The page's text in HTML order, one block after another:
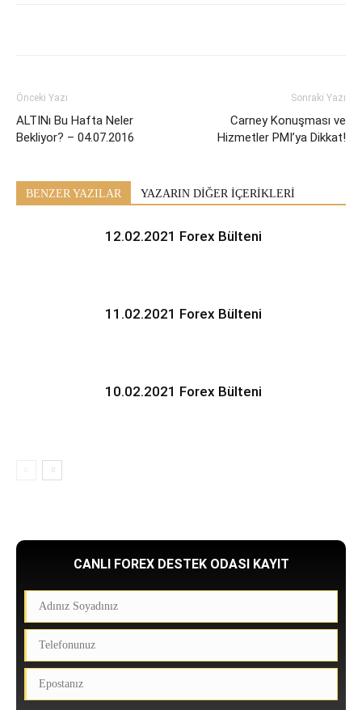
Önceki Yazı
ALTINı Bu Hafta Neler
Bekliyor? – 04.07.2016
Sonraki Yazı
Carney Konuşması ve
Hizmetler PMI’ya Dikkat!
BENZER YAZILAR YAZARIN DİĞER İÇERİKLERİ
12.02.2021 Forex Bülteni
11.02.2021 Forex Bülteni
10.02.2021 Forex Bülteni
CANLI FOREX DESTEK ODASI KAYIT